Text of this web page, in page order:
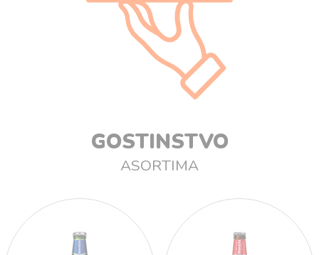
GOSTINSTVO
ASORTIMA